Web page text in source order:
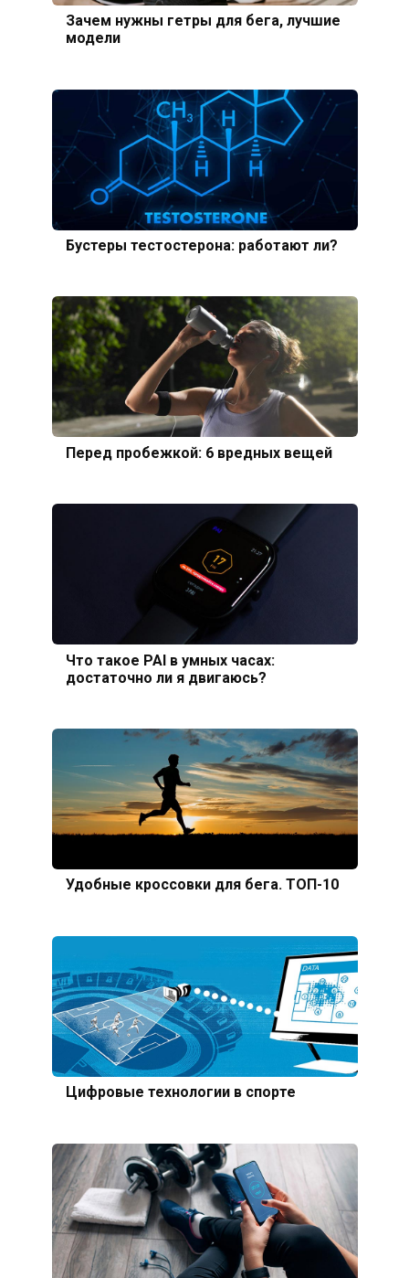
Зачем нужны гетры для бега, лучшие
модели
Бустеры тестостерона: работают ли?
Перед пробежкой: 6 вредных вещей
Что такое PAI в умных часах:
достаточно ли я двигаюсь?
Удобные кроссовки для бега. ТОП-10
Цифровые технологии в спорте